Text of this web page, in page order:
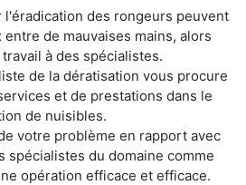
l'éradication des rongeurs peuvent
de mauvaises mains, alors
à des spécialistes.
de la dératisation vous procure
et de prestations dans le
de nuisibles.
votre problème en rapport avec
spécialistes du domaine comme
opération efficace et efficace.